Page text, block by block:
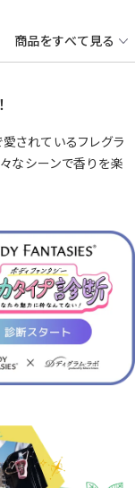
商品をすべて見る
されているフレグラ
なシーンで香りを楽